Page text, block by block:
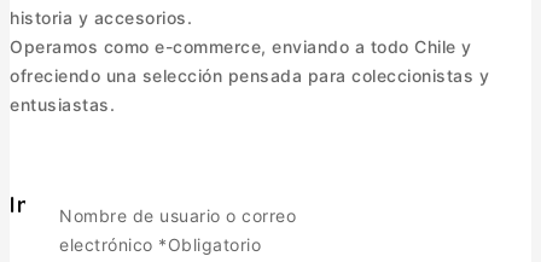
historia y accesorios.
Operamos como e-commerce, enviando a todo Chile y
ofreciendo una selección pensada para coleccionistas y
entusiastas.
Informacion
Política de Envíos
Nombre de usuario o correo
electrónico *Obligatorio